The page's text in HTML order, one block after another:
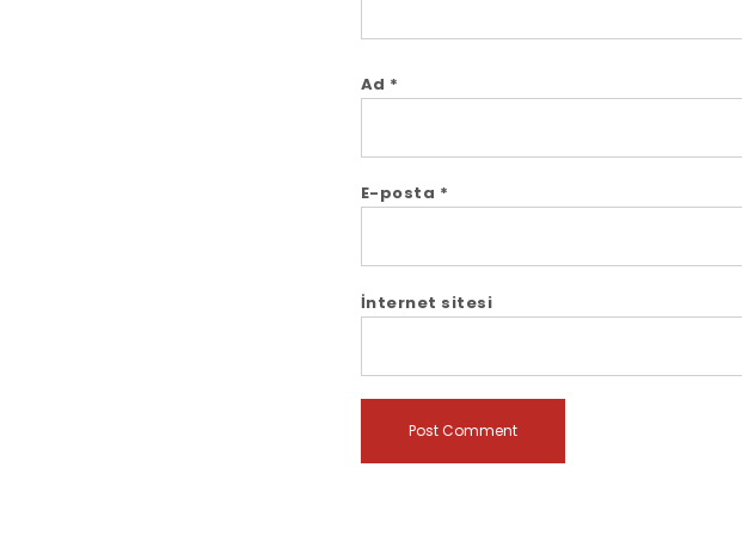
Ad *
E-posta *
İnternet sitesi